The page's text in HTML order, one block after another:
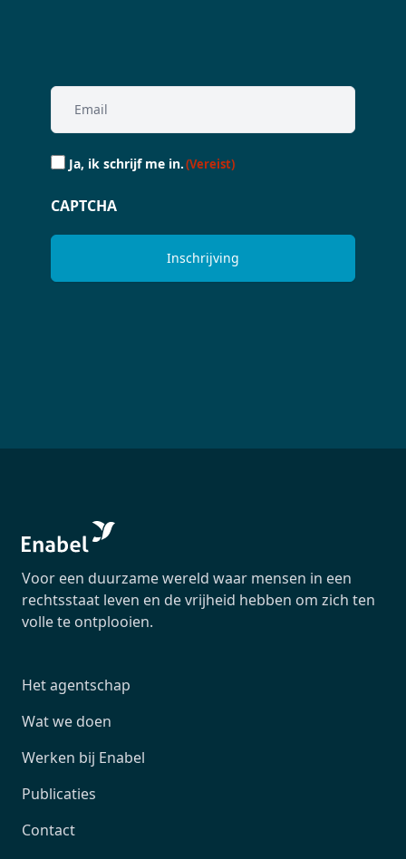
Email
(Vereist)
Ja,
schrijf
in.
Ja, ik schrijf me in.(Vereist)
CAPTCHA
Voor een duurzame wereld waar mensen in een
rechtsstaat leven en de vrijheid hebben om zich ten
volle te ontplooien.
Het agentschap
Wat we doen
Werken bij Enabel
Publicaties
Contact